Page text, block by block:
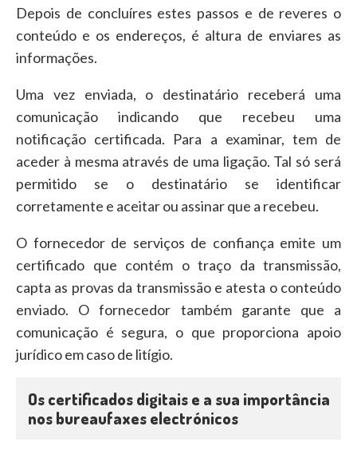
Depois de concluíres estes passos e de reveres o
conteúdo e os endereços, é altura de enviares as
informações.
Uma vez enviada, o destinatário receberá uma
comunicação indicando que recebeu uma
notificação certificada. Para a examinar, tem de
aceder à mesma através de uma ligação. Tal só será
permitido se o destinatário se identificar
corretamente e aceitar ou assinar que a recebeu.
O fornecedor de serviços de confiança emite um
certificado que contém o traço da transmissão,
capta as provas da transmissão e atesta o conteúdo
enviado. O fornecedor também garante que a
comunicação é segura, o que proporciona apoio
jurídico em caso de litígio.
Os certificados digitais e a sua importância
nos bureaufaxes electrónicos